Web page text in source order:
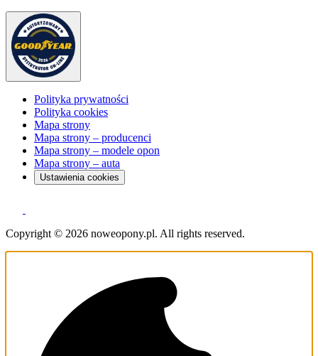
Polityka prywatności
Polityka cookies
Mapa strony
Mapa strony – producenci
Mapa strony – modele opon
Mapa strony – auta
Ustawienia cookies
Copyright © 2026 noweopony.pl. All rights reserved.